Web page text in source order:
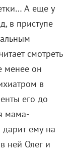
А еще у
в приступе
смотреть
менее он
в
его до
мама-
дарит ему на
ней Олег и